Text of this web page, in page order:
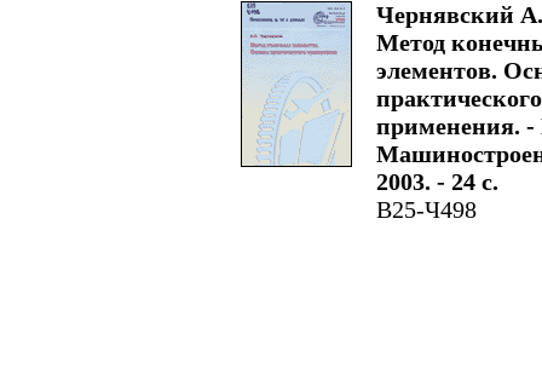
Чернявский
Метод
элементов.
практического
применения.
2003. - 24 с.
В25-Ч498